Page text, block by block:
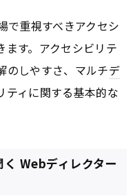
で重視すべきアクセシ
ます。アクセシビリテ
のしやすさ、マルチデ
ティに関する基本的な
Webディレクター